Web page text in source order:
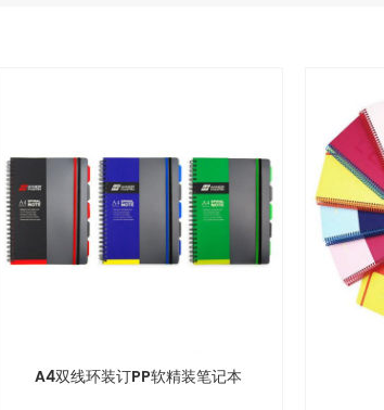
A4双线环装订PP软精装笔记本